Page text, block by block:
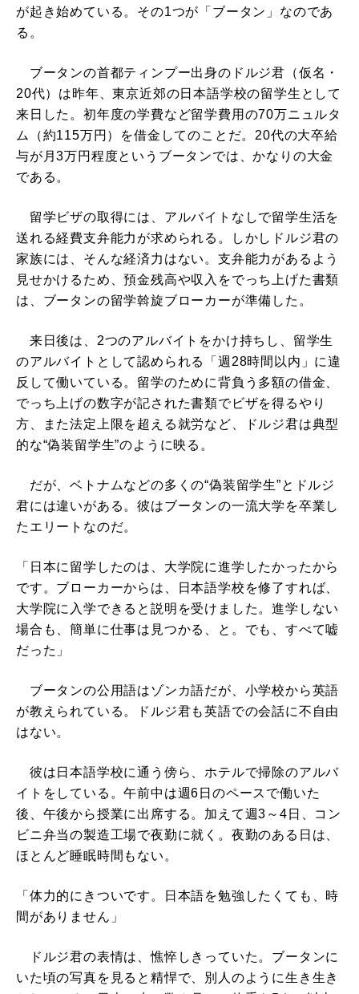
が起き始めている。その1つが「ブータン」なのであ
る。
ブータンの首都ティンプー出身のドルジ君（仮名・
20代）は昨年、東京近郊の日本語学校の留学生として
来日した。初年度の学費など留学費用の70万ニュルタ
ム（約115万円）を借金してのことだ。20代の大卒給
与が月3万円程度というブータンでは、かなりの大金
である。
留学ビザの取得には、アルバイトなしで留学生活を
送れる経費支弁能力が求められる。しかしドルジ君の
家族には、そんな経済力はない。支弁能力があるよう
見せかけるため、預金残高や収入をでっち上げた書類
は、ブータンの留学斡旋ブローカーが準備した。
来日後は、2つのアルバイトをかけ持ちし、留学生
のアルバイトとして認められる「週28時間以内」に違
反して働いている。留学のために背負う多額の借金、
でっち上げの数字が記された書類でビザを得るやり
方、また法定上限を超える就労など、ドルジ君は典型
的な“偽装留学生”のように映る。
だが、ベトナムなどの多くの“偽装留学生”とドルジ
君には違いがある。彼はブータンの一流大学を卒業し
たエリートなのだ。
「日本に留学したのは、大学院に進学したかったから
です。ブローカーからは、日本語学校を修了すれば、
大学院に入学できると説明を受けました。進学しない
場合も、簡単に仕事は見つかる、と。でも、すべて嘘
だった」
ブータンの公用語はゾンカ語だが、小学校から英語
が教えられている。ドルジ君も英語での会話に不自由
はない。
彼は日本語学校に通う傍ら、ホテルで掃除のアルバ
イトをしている。午前中は週6日のペースで働いた
後、午後から授業に出席する。加えて週3～4日、コン
ビニ弁当の製造工場で夜勤に就く。夜勤のある日は、
ほとんど睡眠時間もない。
「体力的にきついです。日本語を勉強したくても、時
間がありません」
ドルジ君の表情は、憔悴しきっていた。ブータンに
いた頃の写真を見ると精悍で、別人のように生き生き